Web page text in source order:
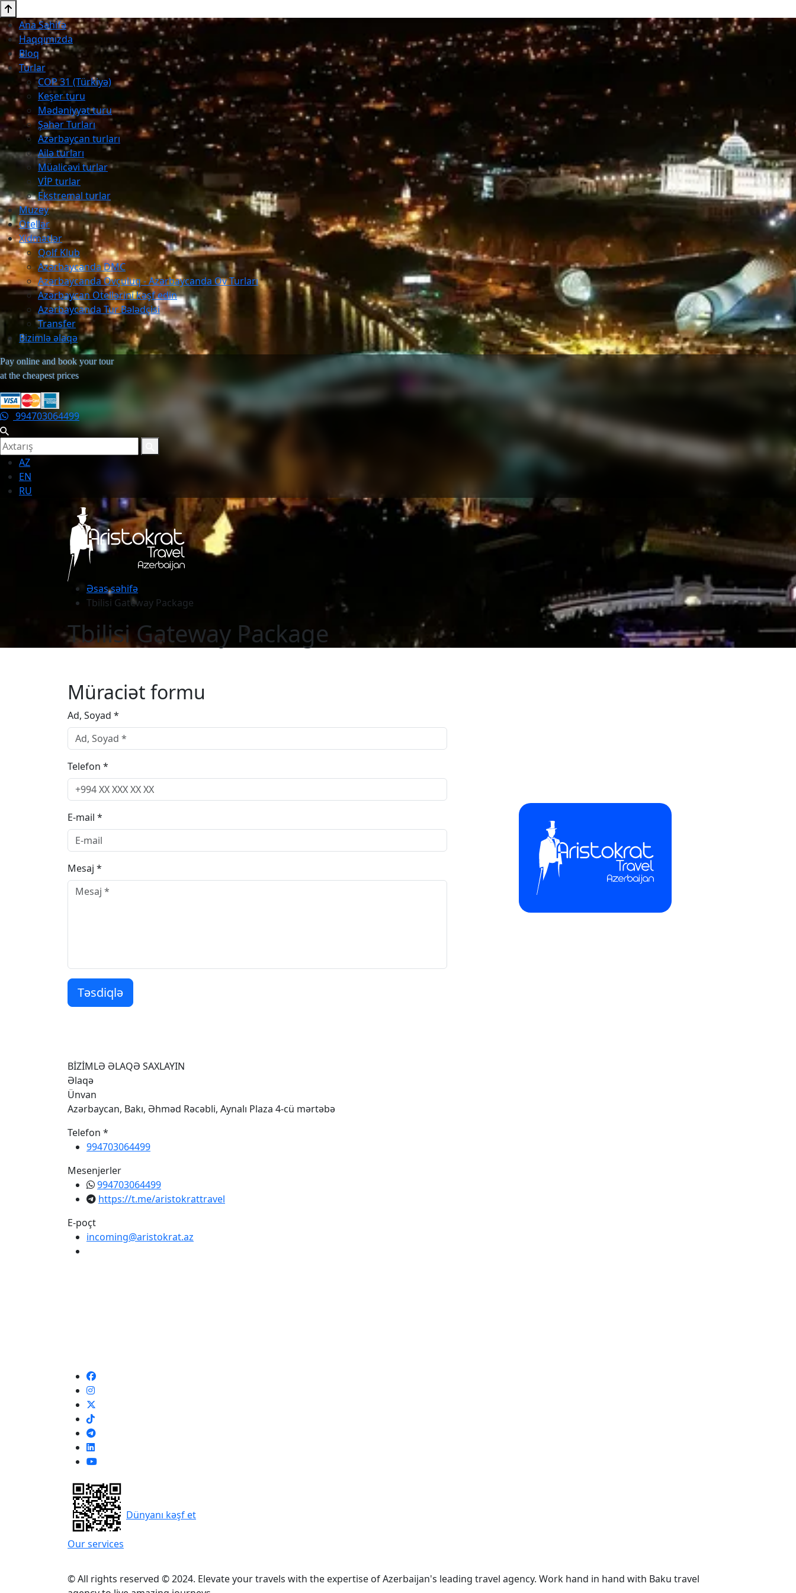
Ana Səhifə
Haqqımızda
Bloq
Turlar
COP 31 (Türkiyə)
Keşer turu
Mədəniyyət turu
Şəhər Turları
Azərbaycan turları
Ailə turları
Müalicəvi turlar
VİP turlar
Ekstremal turlar
Muzey
Otellər
Xidmətlər
Qolf Klub
Azərbaycanda DMC
Azərbaycanda Ovçuluq - Azərbaycanda Ov Turları
Azərbaycan Otellərini kəşf edin
Azərbaycanda Tur Bələdçisi
Transfer
Bizimlə əlaqə
Pay online and book your tour
at the cheapest prices
994703064499
AZ
EN
RU
Əsas səhifə
Tbilisi Gateway Package
Tbilisi Gateway Package
Müraciət formu
Ad, Soyad *
Telefon *
E-mail *
Mesaj *
Təsdiqlə
BİZİMLƏ ƏLAQƏ SAXLAYIN
Əlaqə
Ünvan
Azərbaycan, Bakı, Əhməd Rəcəbli, Aynalı Plaza 4-cü mərtəbə
Telefon *
994703064499
Mesenjerler
994703064499
https://t.me/aristokrattravel
E-poçt
incoming@aristokrat.az
Our services
Dünyanı kəşf et
© All rights reserved © 2024. Elevate your travels with the expertise of Azerbaijan's leading travel agency. Work hand in hand with Baku travel